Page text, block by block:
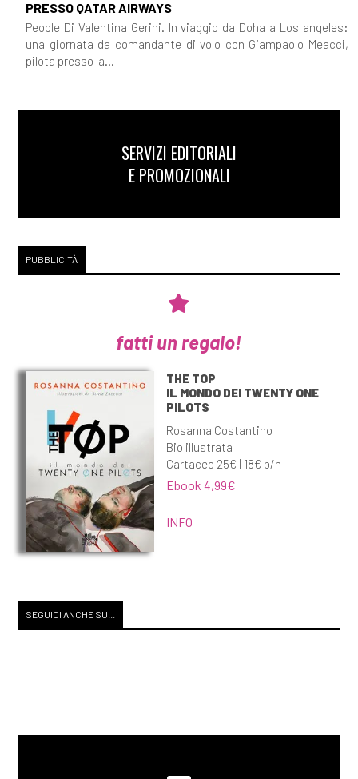
PRESSO QATAR AIRWAYS
People Di Valentina Gerini. In viaggio da Doha a Los angeles:
una giornata da comandante di volo con Giampaolo Meacci,
pilota presso la...
SERVIZI EDITORIALI
E PROMOZIONALI
PUBBLICITÀ
fatti un regalo!
THE TOP
IL MONDO DEI TWENTY ONE
PILOTS
Rosanna Costantino
Bio illustrata
Cartaceo 25€ | 18€ b/n
Ebook 4,99€
INFO
SEGUICI ANCHE SU...